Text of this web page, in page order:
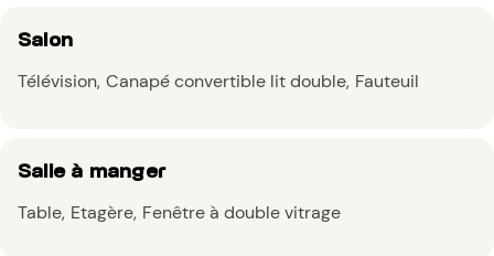
Salon
Télévision Canapé convertible lit double Fauteuil
Salle à manger
Table Etagère Fenêtre à double vitrage